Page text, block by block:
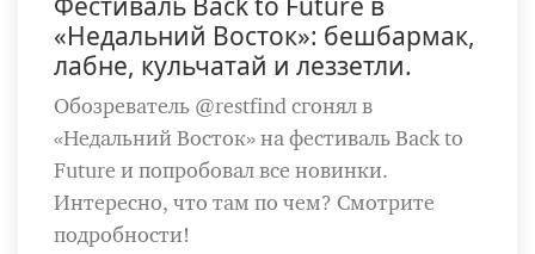
«Недальний Восток»: бешбармак,
лабне, кульчатай и леззетли.
Обозреватель @restfind сгонял в
«Недальний Восток» на фестиваль Back to
Future и попробовал все новинки.
Интересно, что там по чем? Смотрите
подробности!